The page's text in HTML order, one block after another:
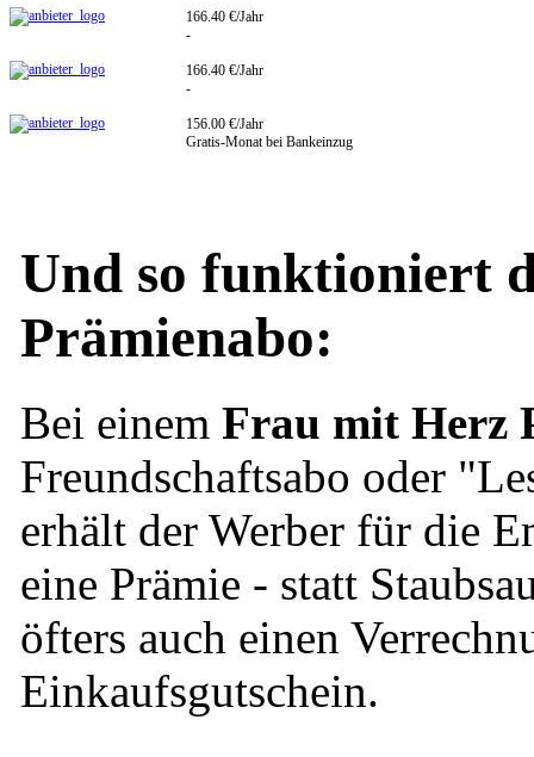
166.40 €/Jahr
-
166.40 €/Jahr
-
156.00 €/Jahr
Gratis-Monat bei Bankeinzug
Und so funktioniert
Prämienabo:
Bei einem Frau mit Herz
Freundschaftsabo oder
erhält der Werber für die
eine Prämie - statt
öfters auch einen
Einkaufsgutschein.